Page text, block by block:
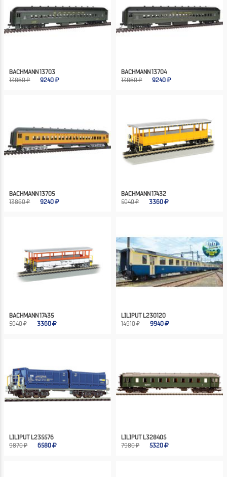
BACHMANN 13703
13860 ₽
9240
BACHMANN 13704
13860 ₽
9240
BACHMANN 13705
13860 ₽
9240
BACHMANN 17432
5040 ₽
3360
BACHMANN 17435
5040 ₽
3360
LILIPUT L230120
14910 ₽
9940
LILIPUT L235576
9870 ₽
6580
LILIPUT L328405
7980 ₽
5320